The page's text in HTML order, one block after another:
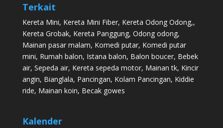
Terkait
Kereta Mini, Kereta Mini Fiber, Kereta Odong Odong,,
Kereta Grobak, Kereta Panggung, Odong odong,
Mainan pasar malam, Komedi putar, Komedi putar
mini, Rumah balon, Istana balon, Balon boucer, Bebek
air, Sepeda air, Kereta sepeda motor, Mainan tk, Kincir
angin, Bianglala, Pancingan, Kolam Pancingan, Kiddie
ride, Mainan koin, Becak gowes
Kalender